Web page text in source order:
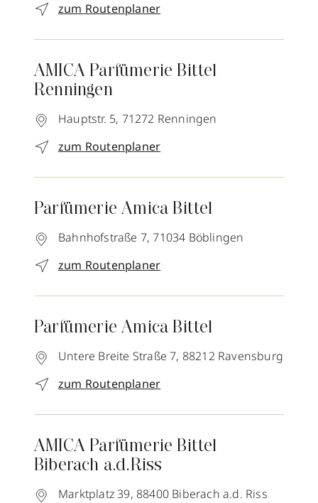
zum Routenplaner
AMICA Parfümerie Bittel
Renningen
Hauptstr. 5, 71272 Renningen
zum Routenplaner
Parfümerie Amica Bittel
Bahnhofstraße 7, 71034 Böblingen
zum Routenplaner
Parfümerie Amica Bittel
Untere Breite Straße 7, 88212 Ravensburg
zum Routenplaner
AMICA Parfümerie Bittel
Biberach a.d.Riss
Marktplatz 39, 88400 Biberach a.d. Riss